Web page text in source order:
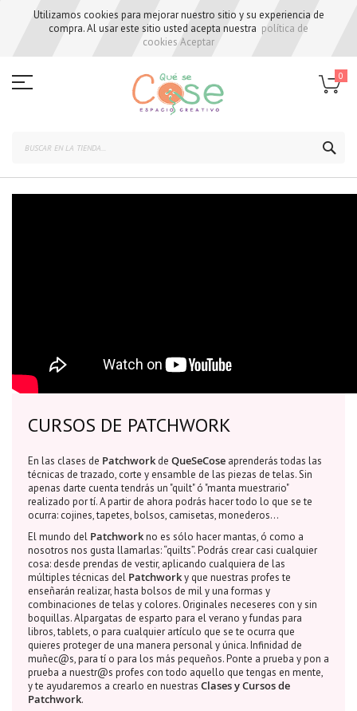
Utilizamos cookies para mejorar nuestro sitio y su experiencia de
compra. Al usar este sitio usted acepta nuestra política de
cookies Aceptar
to
Content
0
CURSOS DE PATCHWORK
En las clases de Patchwork de QueSeCose aprenderás todas las
técnicas de trazado, corte y ensamble de las piezas de telas. Sin
apenas darte cuenta tendrás un "quilt" ó "manta muestrario"
realizado por tí. A partir de ahora podrás hacer todo lo que se te
ocurra: cojines, tapetes, bolsos, camisetas, monederos...
El mundo del Patchworkno es sólo hacer mantas, ó como a
nosotros nos gusta llamarlas: “quilts”. Podrás crear casi cualquier
cosa: desde prendas de vestir, aplicando cualquiera de las
múltiples técnicas del Patchworky que nuestras profes te
enseñarán realizar, hasta bolsos de mil y una formas y
combinaciones de telas y colores. Originales neceseres con y sin
boquillas. Alpargatas de esparto para el verano y fundas para
libros, tablets, o para cualquier artículo que se te ocurra que
quieres proteger de una manera personal y única. Infinidad de
muñec@s, para tí o para los más pequeños. Ponte a prueba y pon a
prueba a nuestr@s profes con todo aquello que tengas en mente,
y te ayudaremos a crearlo en nuestras Clases y Cursos de
Patchwork.